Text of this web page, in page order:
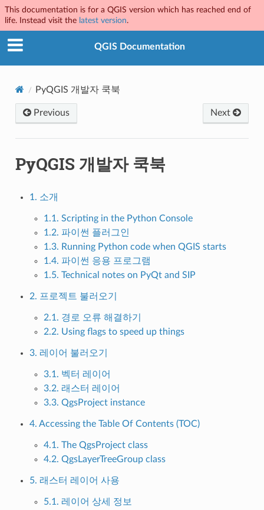
This documentation is for a QGIS version which has reached end of
life. Instead visit the latest version.
QGIS Documentation
PyQGIS 개발자 쿡북
Previous Next
PyQGIS 개발자 쿡북
1. 소개
1.1. Scripting in the Python Console
1.2. 파이썬 플러그인
1.3. Running Python code when QGIS starts
1.4. 파이썬 응용 프로그램
1.5. Technical notes on PyQt and SIP
2. 프로젝트 불러오기
2.1. 경로 오류 해결하기
2.2. Using flags to speed up things
3. 레이어 불러오기
3.1. 벡터 레이어
3.2. 래스터 레이어
3.3. QgsProject instance
4. Accessing the Table Of Contents (TOC)
4.1. The QgsProject class
4.2. QgsLayerTreeGroup class
5. 래스터 레이어 사용
5.1. 레이어 상세 정보